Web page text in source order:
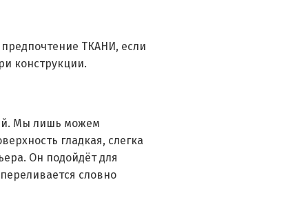
ТКАНИ, если
конструкции.
Мы лишь можем
гладкая, слегка
Он подойдёт для
словно